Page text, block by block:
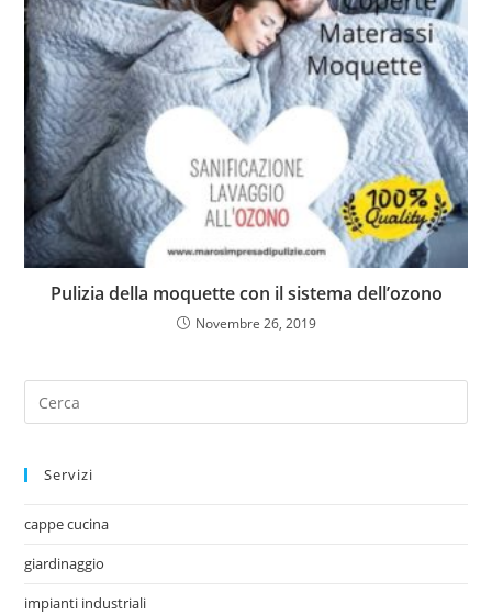
Pulizia della moquette con il sistema dell’ozono
Novembre 26, 2019
Servizi
cappe cucina
giardinaggio
impianti industriali